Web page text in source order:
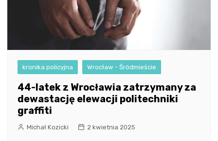
kronika policyjna Wrocław - Śródmieście
44-latek z Wrocławia zatrzymany za
dewastację elewacji politechniki
graffiti
Michał Kozicki 2 kwietnia 2025